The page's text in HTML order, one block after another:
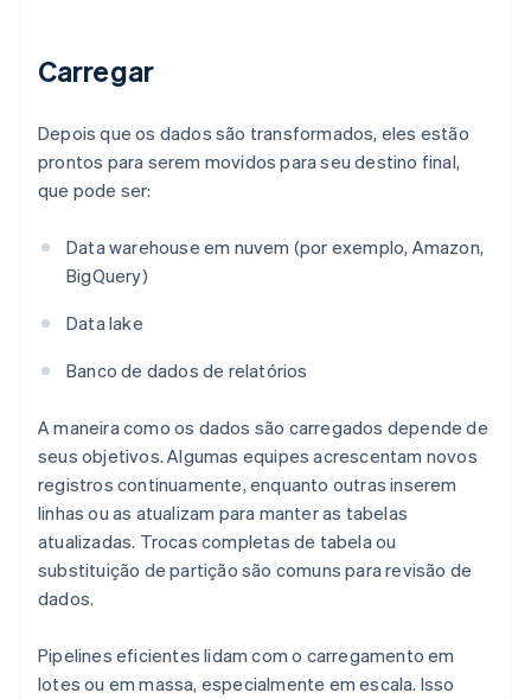
Carregar
Depois que os dados são transformados, eles estão
prontos para serem movidos para seu destino final,
que pode ser:
Data warehouse em nuvem (por exemplo, Amazon,
BigQuery)
Data lake
Banco de dados de relatórios
A maneira como os dados são carregados depende de
seus objetivos. Algumas equipes acrescentam novos
registros continuamente, enquanto outras inserem
linhas ou as atualizam para manter as tabelas
atualizadas. Trocas completas de tabela ou
substituição de partição são comuns para revisão de
dados.
Pipelines eficientes lidam com o carregamento em
lotes ou em massa, especialmente em escala. Isso